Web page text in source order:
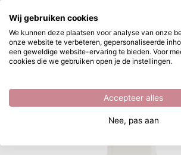
Ga naar hoofdinhoud
Direct uit voorraad
/ Vaessen Creative / Vaessen Creative •
Waar ben je naar op zoek?
Wij gebruiken cookies
We kunnen deze plaatsen voor analyse van onze
onze website te verbeteren, gepersonaliseerde
een geweldige website-ervaring te bieden. Voor
cookies die we gebruiken open je de instellingen.
Accepteer alles
Nee, pas aan